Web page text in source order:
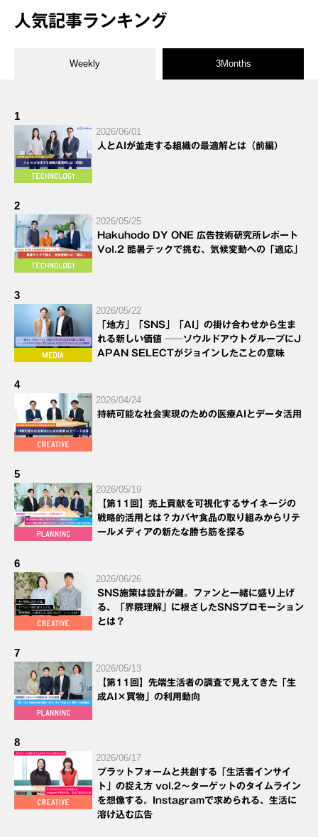
人気記事ランキング
Weekly 3Months
1
2026/06/01
人とAIが並走する組織の最適解とは（前編）
2
2026/05/25
Hakuhodo DY ONE 広告技術研究所レポート
Vol.2 酷暑テックで挑む、気候変動への「適応」
3
2026/05/22
「地方」「SNS」「AI」の掛け合わせから生ま
れる新しい価値 ──ソウルドアウトグループにJ
APAN SELECTがジョインしたことの意味
4
2026/04/24
持続可能な社会実現のための医療AIとデータ活用
5
2026/05/19
【第11回】売上貢献を可視化するサイネージの
戦略的活用とは？カバヤ食品の取り組みからリテ
ールメディアの新たな勝ち筋を探る
6
2026/06/26
SNS施策は設計が鍵。ファンと一緒に盛り上げ
る、「界隈理解」に根ざしたSNSプロモーション
とは？
7
2026/05/13
【第11回】先端生活者の調査で見えてきた「生
成AI×買物」の利用動向
8
2026/06/17
プラットフォームと共創する「生活者インサイ
ト」の捉え方 vol.2～ターゲットのタイムライン
を想像する。Instagramで求められる、生活に
溶け込む広告